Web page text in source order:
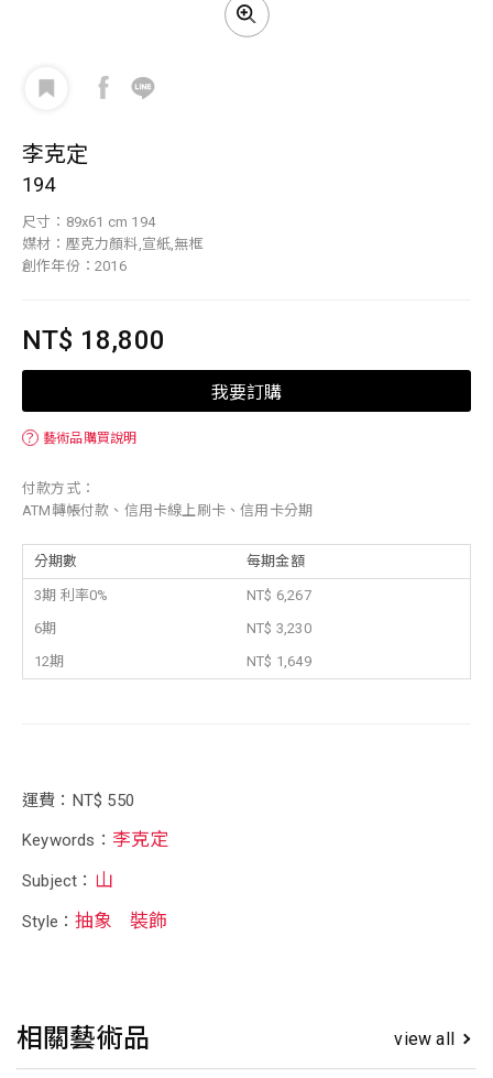
李克定
194
尺寸：89x61 cm 194
媒材：壓克力顏料,宣紙,無框
創作年份：2016
NT$ 18,800
我要訂購
？ 藝術品購買說明
付款方式：
ATM轉帳付款、信用卡線上刷卡、信用卡分期
分期數 每期金額
3期 利率0%
NT$ 6,267
6期
NT$ 3,230
12期
NT$ 1,649
運費：NT$ 550
Keywords： 李克定
Subject： 山
Style：抽象 裝飾
相關藝術品 view all